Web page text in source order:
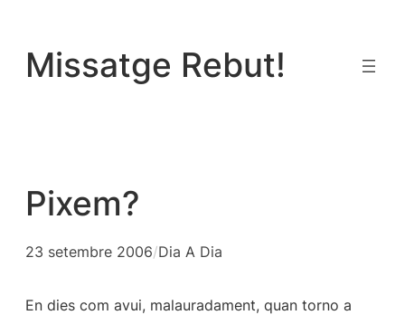
contingut
Missatge Rebut!
Pixem?
23 setembre 2006/Dia A Dia
En dies com avui, malauradament, quan torno a